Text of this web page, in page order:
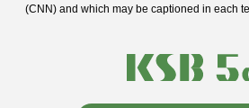
(CNN) and which may be captioned in each